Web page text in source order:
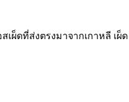
ผ็ดที่ส่งตรงมาจากเกาหลี เผ็ด